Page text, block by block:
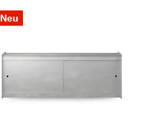
Neu